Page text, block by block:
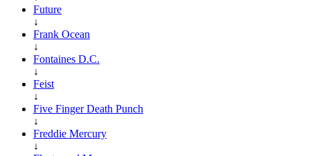
Future
↓
Frank Ocean
↓
Fontaines D.C.
↓
Feist
↓
Five Finger Death Punch
↓
Freddie Mercury
↓